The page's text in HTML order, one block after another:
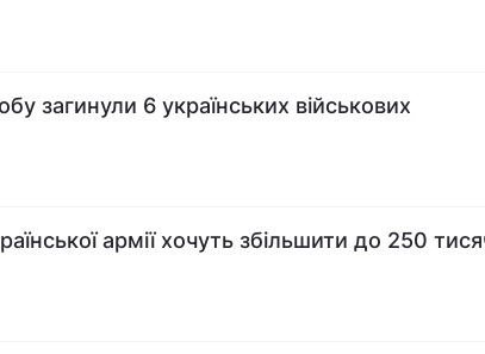
загинули 6 українських військових
армії хочуть збільшити до 250